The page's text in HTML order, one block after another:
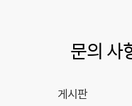
문의 사
게시판